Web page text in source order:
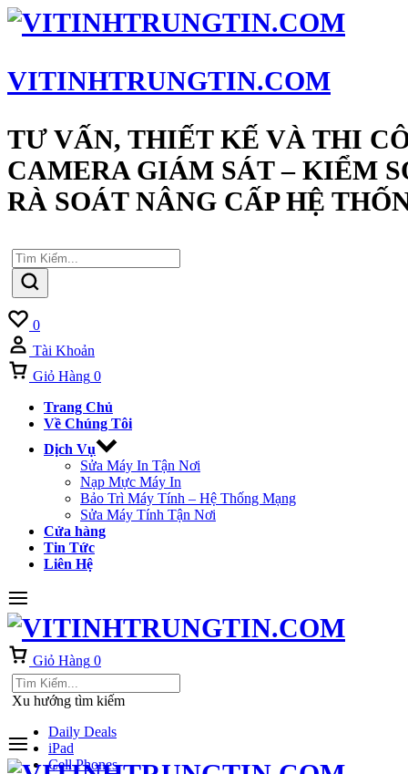
VITINHTRUNGTIN.COM
TƯ VẤN, THIẾT KẾ VÀ THI
CAMERA GIÁM SÁT – KIỂM
RÀ SOÁT NÂNG CẤP HỆ
Thích
0
Tài Khoản
Giỏ Hàng 0
Trang Chủ
Về Chúng Tôi
Dịch Vụ
Sửa Máy In Tận Nơi
Nạp Mực Máy In
Bảo Trì Máy Tính – Hệ Thống Mạng
Sửa Máy Tính Tận Nơi
Cửa hàng
Tin Tức
Liên Hệ
Giỏ Hàng 0
Xu hướng tìm kiếm
Daily Deals
iPad
Cell Phones